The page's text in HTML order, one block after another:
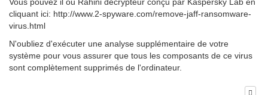
Vous pouvez il ou Rahini décrypteur conçu par Kaspersky Lab en
cliquant ici: http://www.2-spyware.com/remove-jaff-ransomware-
virus.html
N'oubliez d'exécuter une analyse supplémentaire de votre
système pour vous assurer que tous les composants de ce virus
sont complètement supprimés de l'ordinateur.